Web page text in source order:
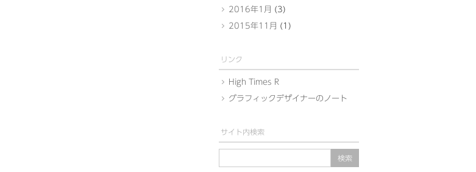
2016年1月 (3)
2015年11月 (1)
リンク
High Times R
グラフィックデザイナーのノート
サイト内検索